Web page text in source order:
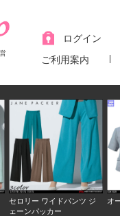
ログイン
ご利用案内
ジ オーバーブラウス ESA1029